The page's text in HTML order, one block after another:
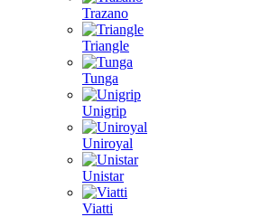
Trazano
Triangle
Tunga
Unigrip
Uniroyal
Unistar
Viatti